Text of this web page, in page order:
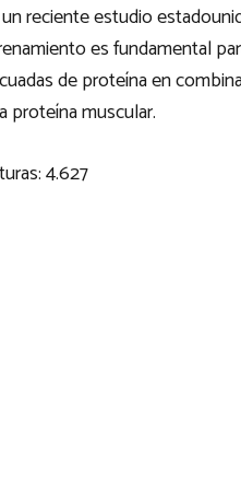
reciente estudio
es fundamental
de proteína en
proteína muscular.
4.627